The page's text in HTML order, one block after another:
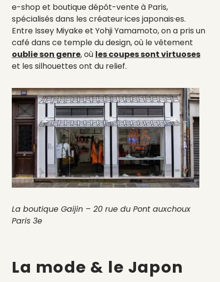
e-shop et boutique dépôt-vente à Paris,
spécialisés dans les créateur·ices japonais·es.
Entre Issey Miyake et Yohji Yamamoto, on a pris un
café dans ce temple du design, où le vêtement
oublie son genre, où les coupes sont virtuoses
et les silhouettes ont du relief.
La boutique Gaijin – 20 rue du Pont auxchoux
Paris 3e
La mode & le Japon